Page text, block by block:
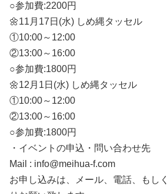
○参加費:2200円
🌼11月17日(水) しめ縄タッセル
①10:00～12:00
②13:00～16:00
○参加費:1800円
🌼12月1日(水) しめ縄タッセル
①10:00～12:00
②13:00～16:00
○参加費:1800円
・イベントの申込・問い合わせ先
Mail : info@meihua-f.com
お申し込みは、メール、電話、もし